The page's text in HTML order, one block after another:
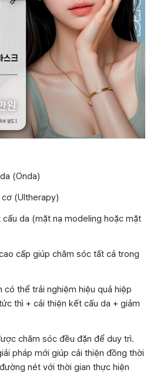
(Onda)
(Ultherapy)
da (mặt nạ modeling hoặc mặt
cấp giúp chăm sóc tất cả trong
có thể trải nghiệm hiệu quả hiệp
thì + cải thiện kết cấu da + giảm
chăm sóc đều đặn để duy trì.
pháp mới giúp cải thiện đồng thời
nét với thời gian thực hiện